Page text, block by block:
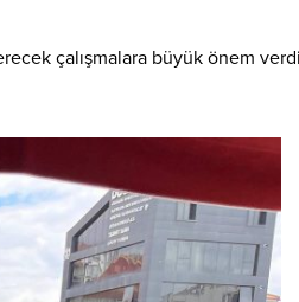
çalışmalara büyük önem